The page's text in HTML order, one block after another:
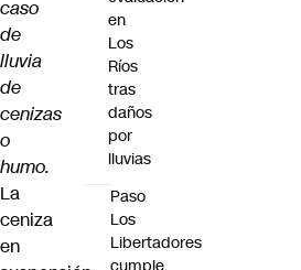
caso
de
lluvia
de
cenizas
o
humo.
La
ceniza
en
en
Los
Ríos
tras
daños
por
lluvias
Paso
Los
Libertadores
cumple